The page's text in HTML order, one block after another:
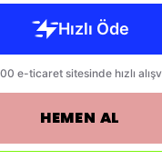
HEMEN AL